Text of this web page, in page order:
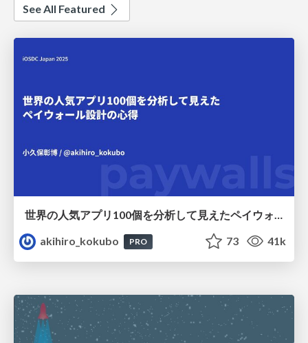
See All Featured
akihiro_kokubo
PRO 73 41k